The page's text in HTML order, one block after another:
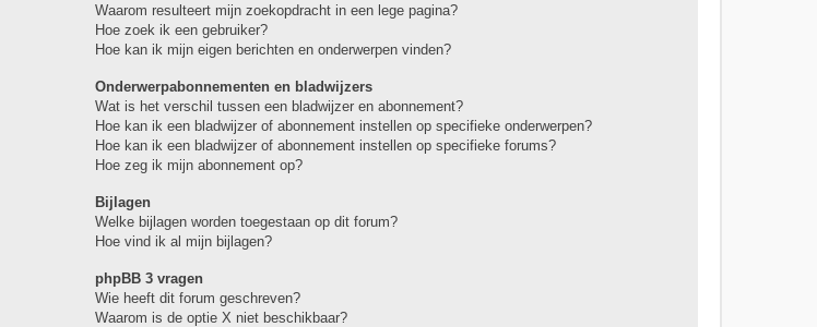
Waarom resulteert mijn zoekopdracht in een lege pagina?
Hoe zoek ik een gebruiker?
Hoe kan ik mijn eigen berichten en onderwerpen vinden?
Onderwerpabonnementen en bladwijzers
Wat is het verschil tussen een bladwijzer en abonnement?
Hoe kan ik een bladwijzer of abonnement instellen op specifieke onderwerpen?
Hoe kan ik een bladwijzer of abonnement instellen op specifieke forums?
Hoe zeg ik mijn abonnement op?
Bijlagen
Welke bijlagen worden toegestaan op dit forum?
Hoe vind ik al mijn bijlagen?
phpBB 3 vragen
Wie heeft dit forum geschreven?
Waarom is de optie X niet beschikbaar?